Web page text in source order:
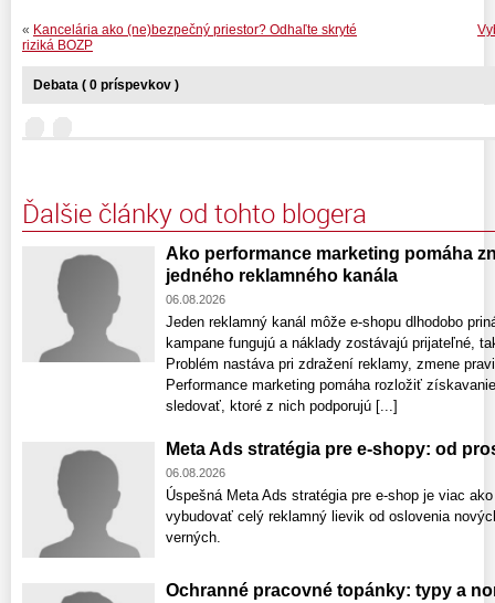
« Kancelária ako (ne)bezpečný priestor? Odhaľte skryté
riziká BOZP
Debata ( 0 príspevkov )
Ďalšie články od tohto blogera
Ako performance marketing pomáha
jedného reklamného kanála
06.08.2026
Jeden reklamný kanál môže e-shopu dlhodobo
kampane fungujú a náklady zostávajú prijateľné,
Problém nastáva pri zdražení reklamy, zmene
Performance marketing pomáha rozložiť
sledovať, ktoré z nich podporujú [...]
Meta Ads stratégia pre e-shopy: od
06.08.2026
Úspešná Meta Ads stratégia pre e-shop je viac
vybudovať celý reklamný lievik od oslovenia
verných.
Ochranné pracovné topánky: typy a